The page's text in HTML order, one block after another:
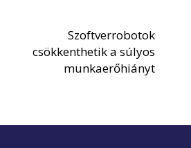
Szoftverrobotok
csökkenthetik a súlyos
munkaerőhiányt